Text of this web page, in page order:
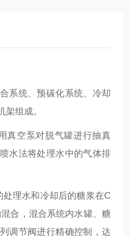
统、预碳化系统、冷却
组成。
空泵对脱气罐进行抽真
水法将处理水中的气体排
理水和冷却后的糖浆在C
合，混合系统内水罐、糖
调节阀进行精确控制，达